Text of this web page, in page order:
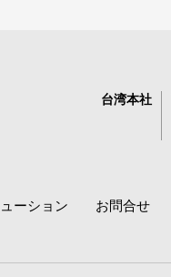
台湾本社
ーション お問合せ